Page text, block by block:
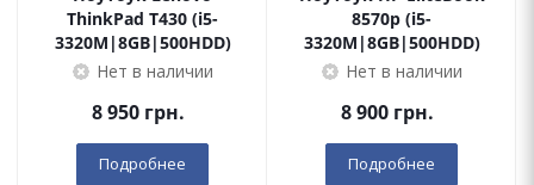
ThinkPad T430 (i5-
3320M|8GB|500HDD)
Нет в наличии
8 950 грн.
Подробнее
8570p (i5-
3320M|8GB|500HDD)
Нет в наличии
8 900 грн.
Подробнее